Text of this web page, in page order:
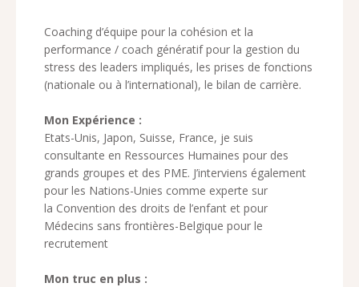
Coaching d’équipe pour la cohésion et la
performance / coach génératif pour la gestion du
stress des leaders impliqués, les prises de fonctions
(nationale ou à l’international), le bilan de carrière.
Mon Expérience :
Etats-Unis, Japon, Suisse, France, je suis
consultante en Ressources Humaines pour des
grands groupes et des PME. J’interviens également
pour les Nations-Unies comme experte sur
la Convention des droits de l’enfant et pour
Médecins sans frontières-Belgique pour le
recrutement
Mon truc en plus :